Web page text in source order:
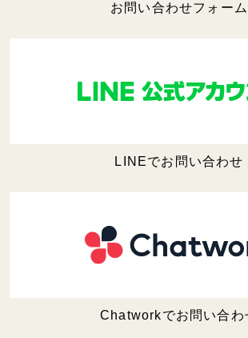
お問い合わせフォーム
LINEでお問い合わせ
Chatworkでお問い合わ